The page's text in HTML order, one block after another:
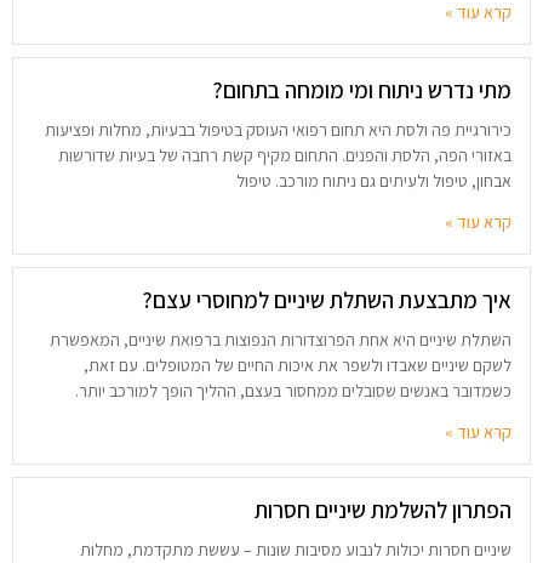
קרא עוד »
מתי נדרש ניתוח ומי מומחה בתחום?
כירורגיית פה ולסת היא תחום רפואי העוסק בטיפול בבעיות, מחלות ופציעות
באזורי הפה, הלסת והפנים. התחום מקיף קשת רחבה של בעיות שדורשות
אבחון, טיפול ולעיתים גם ניתוח מורכב. טיפול
קרא עוד »
איך מתבצעת השתלת שיניים למחוסרי עצם?
השתלת שיניים היא אחת הפרוצדורות הנפוצות ברפואת שיניים, המאפשרת
לשקם שיניים שאבדו ולשפר את איכות החיים של המטופלים. עם זאת,
כשמדובר באנשים שסובלים ממחסור בעצם, ההליך הופך למורכב יותר.
קרא עוד »
הפתרון להשלמת שיניים חסרות
שיניים חסרות יכולות לנבוע מסיבות שונות – עששת מתקדמת, מחלות